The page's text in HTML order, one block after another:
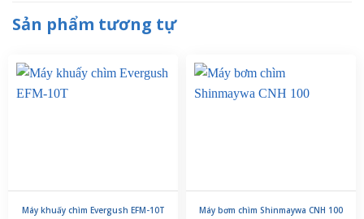
Sản phẩm tương tự
Máy khuấy chìm Evergush EFM-10T Máy bơm chìm Shinmaywa CNH 100